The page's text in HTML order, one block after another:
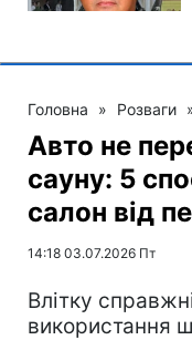
Головна » Розваги
Авто не
сауну: 5
салон від
14:18 03.07.2026 Пт
Влітку
використання